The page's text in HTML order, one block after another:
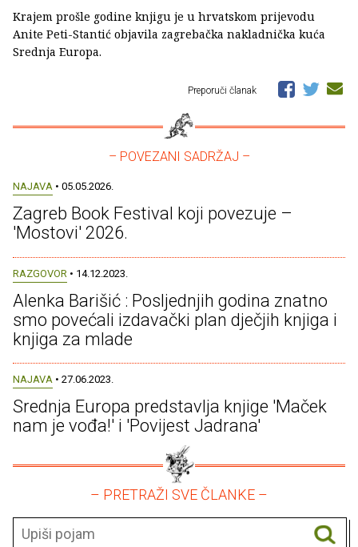
Krajem prošle godine knjigu je u hrvatskom prijevodu
Anite Peti-Stantić objavila zagrebačka nakladnička kuća
Srednja Europa.
Preporuči članak
– POVEZANI SADRŽAJ –
NAJAVA • 05.05.2026.
Zagreb Book Festival koji povezuje –
'Mostovi' 2026.
RAZGOVOR • 14.12.2023.
Alenka Barišić : Posljednjih godina znatno
smo povećali izdavački plan dječjih knjiga i
knjiga za mlade
NAJAVA • 27.06.2023.
Srednja Europa predstavlja knjige 'Maček
nam je vođa!' i 'Povijest Jadrana'
– PRETRAŽI SVE ČLANKE –